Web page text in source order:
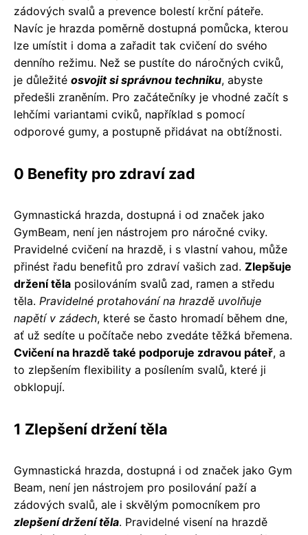
zádových svalů a prevence bolestí krční páteře.
Navíc je hrazda poměrně dostupná pomůcka, kterou
lze umístit i doma a zařadit tak cvičení do svého
denního režimu. Než se pustíte do náročných cviků,
je důležité osvojit si správnou techniku, abyste
předešli zraněním. Pro začátečníky je vhodné začít s
lehčími variantami cviků, například s pomocí
odporové gumy, a postupně přidávat na obtížnosti.
0 Benefity pro zdraví zad
Gymnastická hrazda, dostupná i od značek jako
GymBeam, není jen nástrojem pro náročné cviky.
Pravidelné cvičení na hrazdě, i s vlastní vahou, může
přinést řadu benefitů pro zdraví vašich zad. Zlepšuje
držení těla posilováním svalů zad, ramen a středu
těla. Pravidelné protahování na hrazdě uvolňuje
napětí v zádech, které se často hromadí během dne,
ať už sedíte u počítače nebo zvedáte těžká břemena.
Cvičení na hrazdě také podporuje zdravou páteř, a
to zlepšením flexibility a posílením svalů, které ji
obklopují.
1 Zlepšení držení těla
Gymnastická hrazda, dostupná i od značek jako Gym
Beam, není jen nástrojem pro posilování paží a
zádových svalů, ale i skvělým pomocníkem pro
zlepšení držení těla. Pravidelné visení na hrazdě